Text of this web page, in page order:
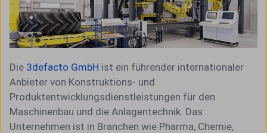
Die 3defacto GmbH ist ein führender internationaler
Anbieter von Konstruktions- und
Produktentwicklungsdienstleistungen für den
Maschinenbau und die Anlagentechnik. Das
Unternehmen ist in Branchen wie Pharma, Chemie,